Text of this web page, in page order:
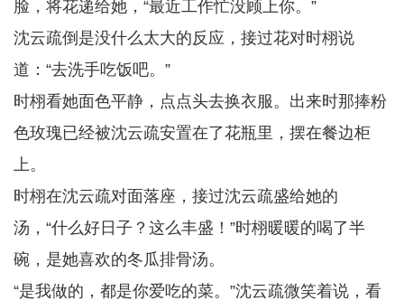
脸，将花递给她，“最近工作忙没顾上你。”
沈云疏倒是没什么太大的反应，接过花对时栩说
道：“去洗手吃饭吧。”
时栩看她面色平静，点点头去换衣服。出来时那捧粉
色玫瑰已经被沈云疏安置在了花瓶里，摆在餐边柜
上。
时栩在沈云疏对面落座，接过沈云疏盛给她的
汤，“什么好日子？这么丰盛！”时栩暖暖的喝了半
碗，是她喜欢的冬瓜排骨汤。
“是我做的，都是你爱吃的菜。”沈云疏微笑着说，看